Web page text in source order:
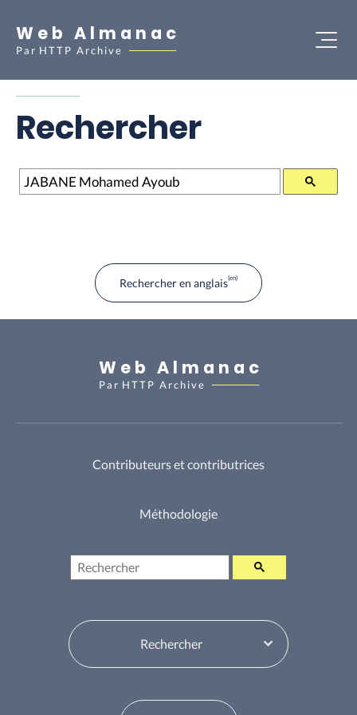
Web Almanac
Par HTTP Archive
Rechercher
Rechercher
Rechercher en anglais
Web Almanac
Par HTTP Archive
Contributeurs et contributrices
Méthodologie
Rechercher
Sélecteur de table des matières